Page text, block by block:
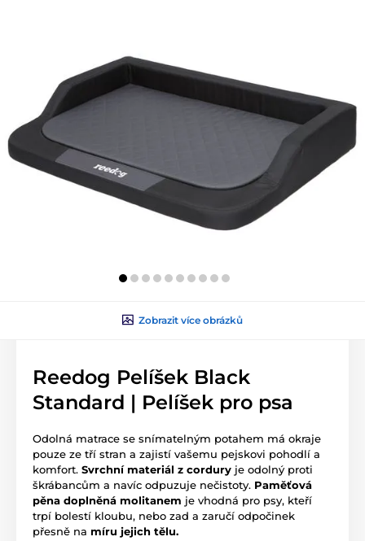
Zobrazit více obrázků
Reedog Pelíšek Black
Standard | Pelíšek pro psa
Odolná matrace se snímatelným potahem má okraje
pouze ze tří stran a zajistí vašemu pejskovi pohodlí a
komfort. Svrchní materiál z cordury je odolný proti
škrábancům a navíc odpuzuje nečistoty. Paměťová
pěna doplněná molitanem je vhodná pro psy, kteří
trpí bolestí kloubu, nebo zad a zaručí odpočinek
přesně na míru jejich tělu.